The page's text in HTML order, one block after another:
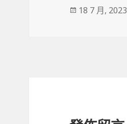
發
18 7 月, 2023